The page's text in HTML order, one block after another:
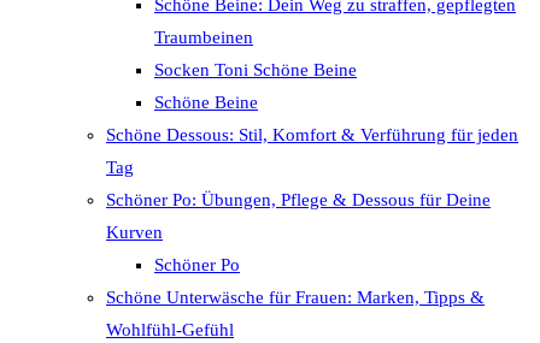
Schöne Beine: Dein Weg zu straffen, gepflegten
Traumbeinen
Socken Toni Schöne Beine
Schöne Beine
Schöne Dessous: Stil, Komfort & Verführung für jeden
Tag
Schöner Po: Übungen, Pflege & Dessous für Deine
Kurven
Schöner Po
Schöne Unterwäsche für Frauen: Marken, Tipps &
Wohlfühl-Gefühl